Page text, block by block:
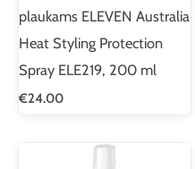
plaukams ELEVEN Australia
Heat Styling Protection
Spray ELE219, 200 ml
€24.00